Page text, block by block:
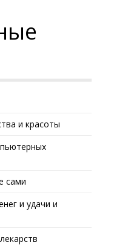
и красоты
сами
и удачи и